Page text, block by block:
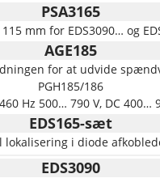
PSA3165
mm for EDS3090… og
AGE185
for at udvide
PGH185/186
Hz 500… 790 V, DC 400…
EDS165-sæt
i diode
EDS3090